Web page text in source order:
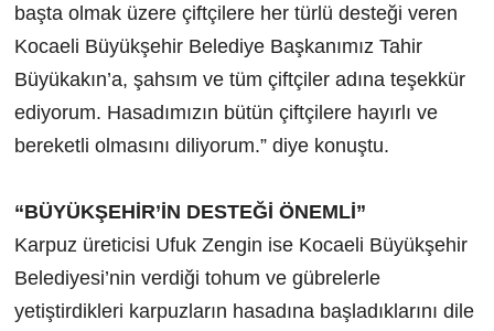
başta olmak üzere çiftçilere her türlü desteği veren
Kocaeli Büyükşehir Belediye Başkanımız Tahir
Büyükakın’a, şahsım ve tüm çiftçiler adına teşekkür
ediyorum. Hasadımızın bütün çiftçilere hayırlı ve
bereketli olmasını diliyorum.” diye konuştu.
“BÜYÜKŞEHİR’İN DESTEĞİ ÖNEMLİ”
Karpuz üreticisi Ufuk Zengin ise Kocaeli Büyükşehir
Belediyesi’nin verdiği tohum ve gübrelerle
yetiştirdikleri karpuzların hasadına başladıklarını dile